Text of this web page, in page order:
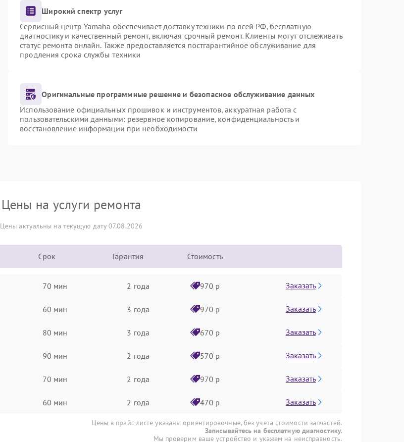
Широкий спектр услуг
Сервисный центр Yamaha обеспечивает доставку техники по всей РФ, бесплатную
диагностику и качественный ремонт, включая срочный ремонт. Клиенты могут отслеживать
статус ремонта онлайн. Также предоставляется постгарантийное обслуживание для
продления срока службы техники
Оригинальные программные решение и безопасное обслуживание данных
Использование официальных прошивок и инструментов, аккуратная работа с
пользовательскими данными: резервное копирование, конфиденциальность и
восстановление информации при необходимости
Цены на услуги ремонта
Цены актуальны на текущую дату 07.08.2026
Срок Гарантия Стоимость
70 мин 2 года 970 р Заказать
60 мин 3 года 970 р Заказать
80 мин 3 года 670 р Заказать
90 мин 2 года 570 р Заказать
70 мин 2 года 970 р Заказать
60 мин 2 года 470 р Заказать
Цены в прайс-листе указаны ориентировочные, без учета стоимости запчастей.
Записывайтесь на бесплатную диагностику.
Мы проверим ваше устройство и укажем на неисправность.